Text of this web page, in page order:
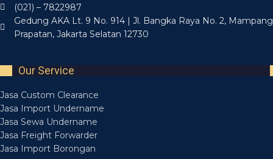
(021) – 7822987
Gedung AKA Lt. 9 No. 914 | Jl. Bangka Raya No. 2, Mampang
Prapatan, Jakarta Selatan 12730
Our Service
Jasa Custom Clearance
Jasa Import Undername
Jasa Sewa Undername
Jasa Freight Forwarder
Jasa Import Borongan